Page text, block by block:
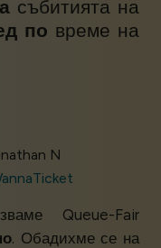
събитията на
по време на
N
Queue-Fair
. Обадихме се на